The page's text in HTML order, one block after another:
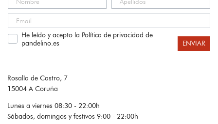
He leído y acepto la Política de privacidad de
pandelino.es
ENVIAR
Rosalía de Castro, 7
15004 A Coruña
Lunes a viernes 08:30 - 22:00h
Sábados, domingos y festivos 9:00 - 22:00h